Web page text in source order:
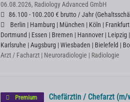
06.08.2026, Radiology Advanced GmbH
86.100 - 100.200 € brutto / Jahr (
Berlin | Hamburg | München | Köln |
Dortmund | Essen | Bremen | Hannover |
Karlsruhe | Augsburg | Wiesbaden | Bielefeld |
Arzt / Facharzt | Neuroradiologie | Radiologie
Premium
Chefärztin / Chefarzt